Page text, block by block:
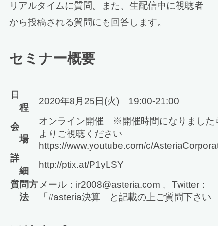
リアルタイムに質問。また、生配信中に視聴者
から投稿される質問にも回答します。
セミナー概要
日
程
2020年8月25日(火) 19:00-21:00
会
場
オンライン開催 ※開催時間になりました
よりご視聴ください
https://www.youtube.com/c/
詳
細
http://ptix.at/P1yLSY
質問方
法
メール：ir2008@asteria.com 、Twitter：
「#asteria決算」と記載の上ご質問下さい